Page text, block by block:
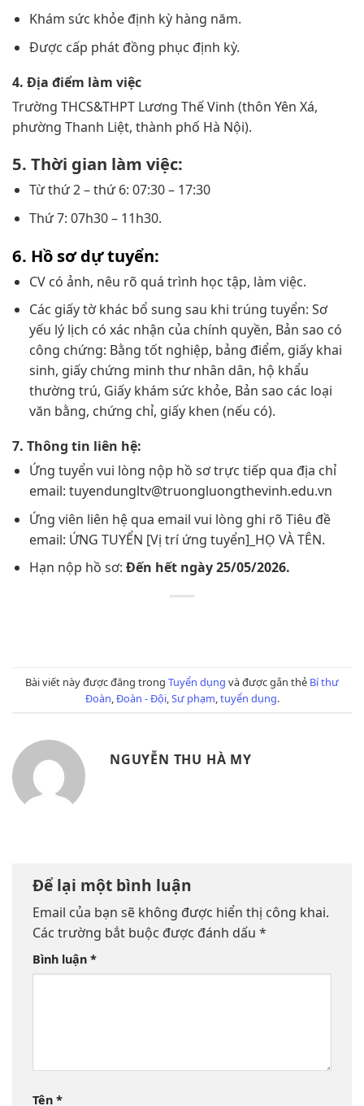
Khám sức khỏe định kỳ hàng năm.
Được cấp phát đồng phục định kỳ.
4. Địa điểm làm việc
Trường THCS&THPT Lương Thế Vinh (thôn Yên Xá,
phường Thanh Liệt, thành phố Hà Nội).
5. Thời gian làm việc:
Từ thứ 2 – thứ 6: 07:30 – 17:30
Thứ 7: 07h30 – 11h30.
6. Hồ sơ dự tuyển:
CV có ảnh, nêu rõ quá trình học tập, làm việc.
Các giấy tờ khác bổ sung sau khi trúng tuyển: Sơ
yếu lý lịch có xác nhận của chính quyền, Bản sao có
công chứng: Bằng tốt nghiệp, bảng điểm, giấy khai
sinh, giấy chứng minh thư nhân dân, hộ khẩu
thường trú, Giấy khám sức khỏe, Bản sao các loại
văn bằng, chứng chỉ, giấy khen (nếu có).
7. Thông tin liên hệ:
Ứng tuyển vui lòng nộp hồ sơ trực tiếp qua địa chỉ
email: tuyendungltv@truongluongthevinh.edu.vn
Ứng viên liên hệ qua email vui lòng ghi rõ Tiêu đề
email: ỨNG TUYỂN [Vị trí ứng tuyển]_HỌ VÀ TÊN.
Hạn nộp hồ sơ: Đến hết ngày 25/05/2026.
Bài viết này được đăng trong Tuyển dụng và được gắn thẻ Bí thư
Đoàn,Đoàn - Đội,Sư phạm,tuyển dụng.
NGUYỄN THU HÀ MY
Để lại một bình luận
Email của bạn sẽ không được hiển thị công khai.
Các trường bắt buộc được đánh dấu *
Bình luận *
Tên *